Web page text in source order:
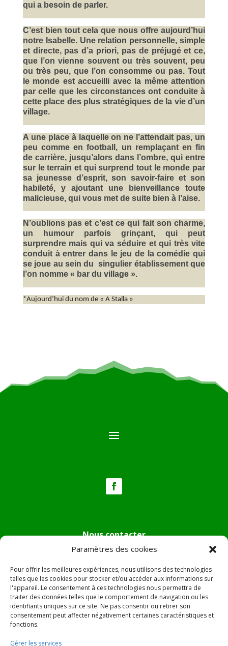
Paramètres des cookies
Pour offrir les meilleures expériences, nous utilisons des technologies
telles que les cookies pour stocker et/ou accéder aux informations sur
l'appareil. Le consentement à ces technologies nous permettra de
traiter des données telles que le comportement de navigation ou les
identifiants uniques sur ce site. Ne pas consentir ou retirer son
consentement peut affecter négativement certaines caractéristiques et
fonctions.
Gérer les services
qui a besoin de parler.
C’est bien tout cela que nous offre aujourd’hui
notre Isabelle. Une relation personnelle, simple
et directe, pas d’a priori, pas de préjugé et ce,
que l’on vienne souvent ou très souvent, peu
ou très peu, que l’on consomme ou pas. Tout
le monde est accueilli avec la même attention
par celle que les circonstances ont conduite à
cette place des plus stratégiques de la vie d’un
village.
A une place à laquelle on ne l’attendait pas, un
peu comme en football, un remplaçant en fin
de carrière, jusqu’alors dans l’ombre, qui entre
sur le terrain et qui surprend tout le monde par
sa jeunesse d’esprit, son savoir-faire et son
habileté, y ajoutant une bienveillance toute
malicieuse, qui vous met de suite bien à l’aise.
N’oublions pas et c’est ce qui fait son charme,
un humour parfois grinçant, qui peut
surprendre mais qui va séduire et qui très vite
conduit à entrer dans le jeu de la comédie qui
se joue au sein du singulier établissement que
l’on nomme « bar du village ».
*Aujourd’hui du nom de « A Stalla »
Nous contacter
Tél :04.95.36.24.02
Mail:
mairie.pietradiverde@wanadoo.fr
Adresse :Hôtel de ville de Pietra di Verde
Le village
20230 Pietra di Verde
© 2022 Mairie de Pietra Di Verde – Réalisation